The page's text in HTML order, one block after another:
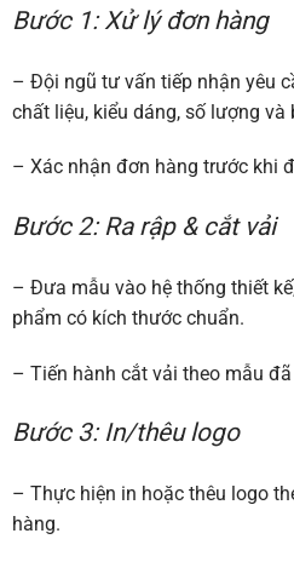
Bước 1: Xử lý đơn hàng
– Đội ngũ tư vấn tiếp nhận yêu
chất liệu, kiểu dáng, số lượng và
– Xác nhận đơn hàng trước khi
Bước 2: Ra rập & cắt vải
– Đưa mẫu vào hệ thống thiết
phẩm có kích thước chuẩn.
– Tiến hành cắt vải theo mẫu
Bước 3: In/thêu logo
– Thực hiện in hoặc thêu logo
hàng.